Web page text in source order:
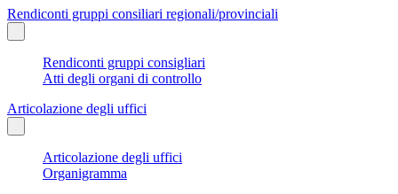
Rendiconti gruppi consiliari regionali/provinciali
Rendiconti gruppi consigliari
Atti degli organi di controllo
Articolazione degli uffici
Articolazione degli uffici
Organigramma